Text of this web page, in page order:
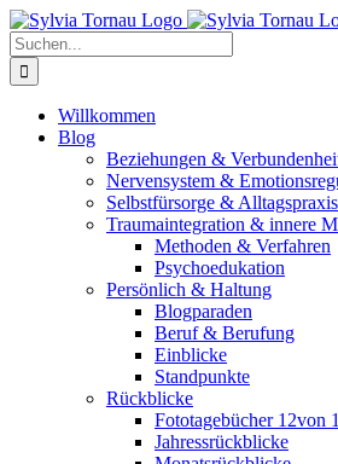
Zum
Inhalt
springen
Suche
nach:
Willkommen
Blog
Beziehungen &
Nervensystem &
Selbstfürsorge & Alltagspraxis
Traumaintegration & innere
Methoden & Verfahren
Psychoedukation
Persönlich & Haltung
Blogparaden
Beruf & Berufung
Einblicke
Standpunkte
Rückblicke
Fototagebücher 12von
Jahressrückblicke